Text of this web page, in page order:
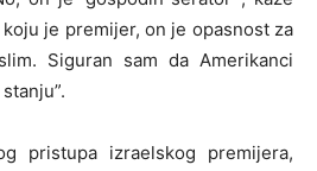
je premijer, on je opasnost za
Siguran sam da Amerikanci
pristupa izraelskog premijera,